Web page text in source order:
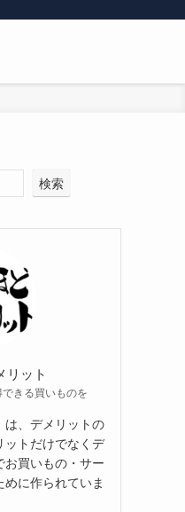
検索
リット
きる買いものを
は、デメリットの
ットだけでなくデ
お買いもの・サー
めに作られていま